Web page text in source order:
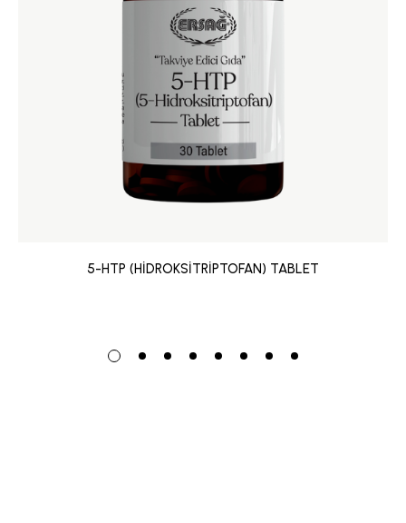
5-HTP (HİDROKSİTRİPTOFAN) TABLET